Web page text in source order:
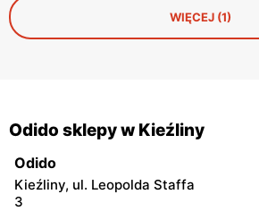
WIĘCEJ (1)
Odido sklepy w Kieźliny
Odido
Kieźliny, ul. Leopolda Staffa
3